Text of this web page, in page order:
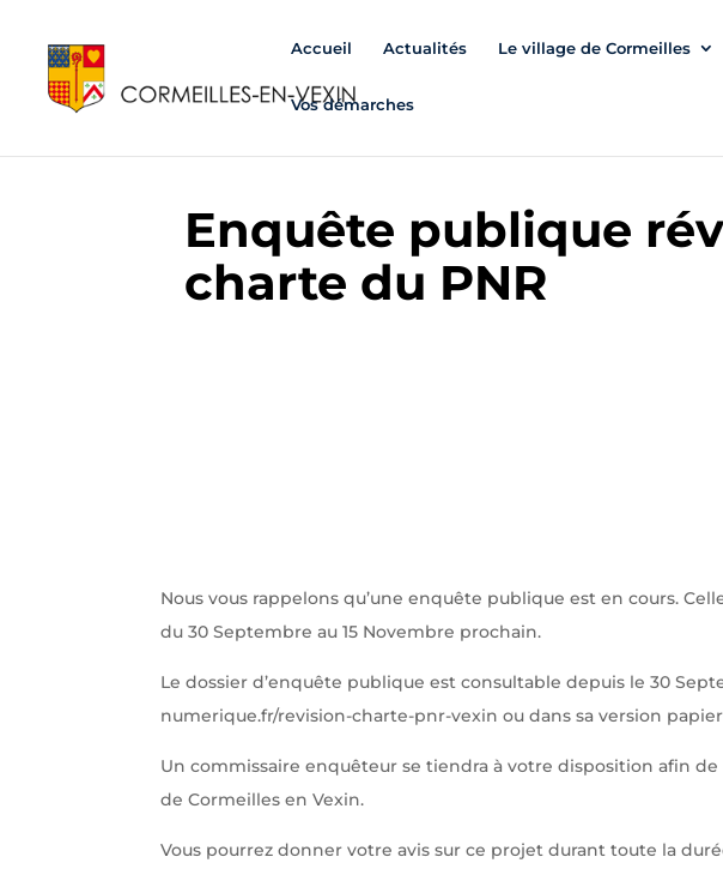
Accueil Actualités Le village de Cormeilles
Vos démarches
Enquête publique
charte du PNR
Nous vous rappelons qu’une enquête publique est en cours.
du 30 Septembre au 15 Novembre prochain.
Le dossier d’enquête publique est consultable depuis le 30
numerique.fr/revision-charte-pnr-vexin ou dans sa version
Un commissaire enquêteur se tiendra à votre disposition afin de
de Cormeilles en Vexin.
Vous pourrez donner votre avis sur ce projet durant toute la